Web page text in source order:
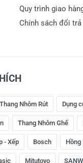
Quy trình giao
Chính sách đổi trả
Thang Nhôm Rút Dụng
Thang Nhôm Ghế
- Xếp Bosch Hồng
Mitutoyo